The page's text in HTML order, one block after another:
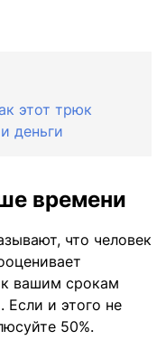
этот трюк
деньги
времени
что человек
к вашим срокам
Если и этого не
50%.